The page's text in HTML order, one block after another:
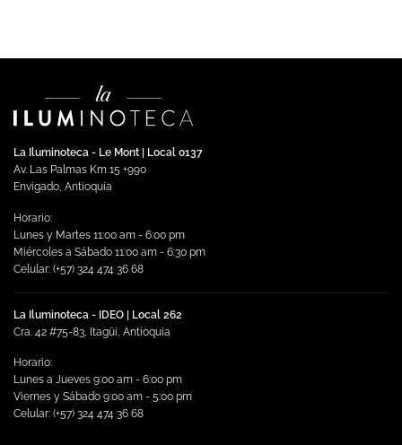
La Iluminoteca - Le Mont | Local 0137
Av. Las Palmas Km 15 +990
Envigado, Antioquia
Horario:
Lunes y Martes 11:00 am - 6:00 pm
Miércoles a Sábado 11:00 am - 6:30 pm
Celular: (+57) 324 474 36 68
La Iluminoteca - IDEO | Local 262
Cra. 42 #75-83, Itagüi, Antioquia
Horario:
Lunes a Jueves 9:00 am - 6:00 pm
Viernes y Sábado 9:00 am - 5:00 pm
Celular: (+57) 324 474 36 68